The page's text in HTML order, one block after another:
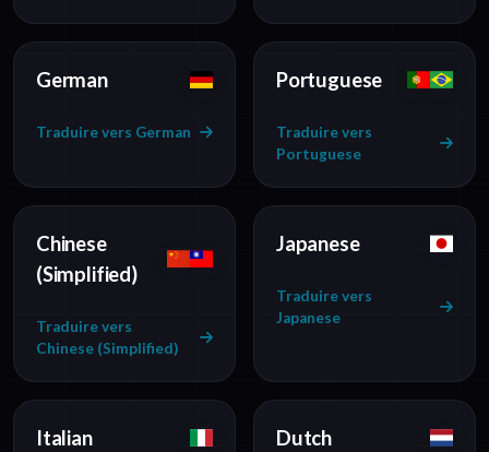
German
Traduire vers German
Portuguese
Traduire vers
Portuguese
Chinese
(Simplified)
Traduire vers
Chinese (Simplified)
Japanese
Traduire vers
Japanese
Italian Dutch